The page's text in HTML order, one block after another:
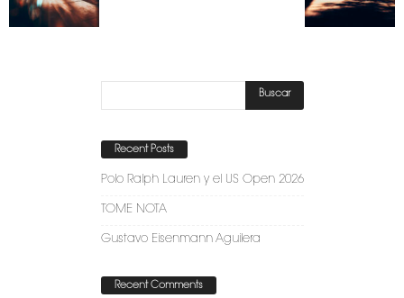
Recent Posts
Polo Ralph Lauren y el US Open 2026
TOME NOTA
Gustavo Eisenmann Aguilera
Recent Comments